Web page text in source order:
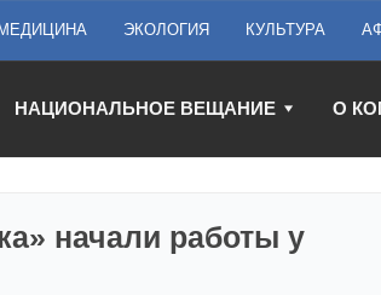
МЕДИЦИНА ЭКОЛОГИЯ КУЛЬТУРА
НАЦИОНАЛЬНОЕ ВЕЩАНИЕ О
начали работы у